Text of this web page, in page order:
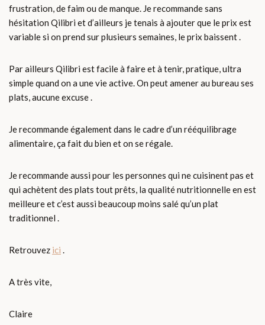
frustration, de faim ou de manque. Je recommande sans
hésitation Qilibri et d’ailleurs je tenais à ajouter que le prix est
variable si on prend sur plusieurs semaines, le prix baissent .
Par ailleurs Qilibri est facile à faire et à tenir, pratique, ultra
simple quand on a une vie active. On peut amener au bureau ses
plats, aucune excuse .
Je recommande également dans le cadre d’un rééquilibrage
alimentaire, ça fait du bien et on se régale.
Je recommande aussi pour les personnes qui ne cuisinent pas et
qui achètent des plats tout prêts, la qualité nutritionnelle en est
meilleure et c’est aussi beaucoup moins salé qu’un plat
traditionnel .
Retrouvez ici .
A très vite,
Claire